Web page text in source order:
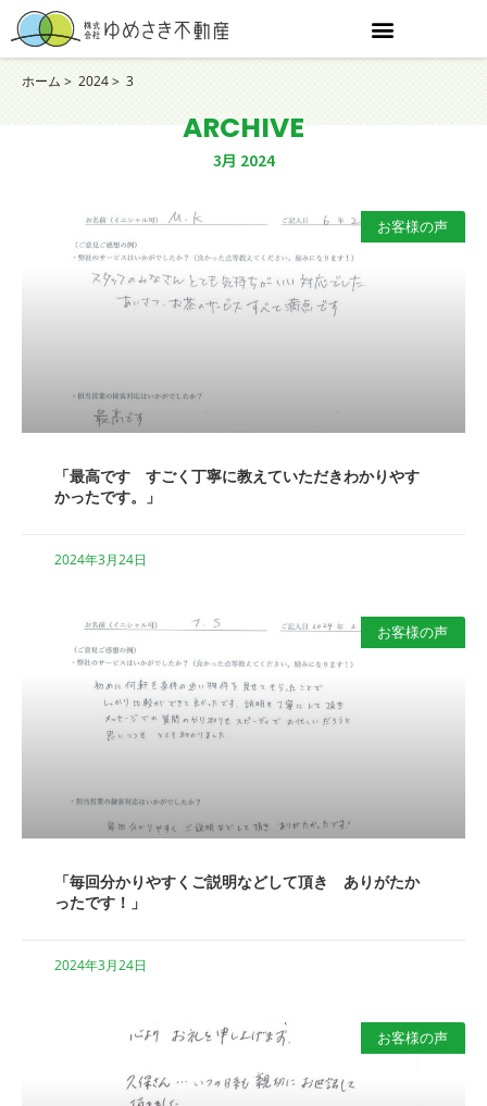
ホーム 2024 3
ARCHIVE
3月 2024
お客様の声
「最高です すごく丁寧に教えていただきわかりやす
かったです。」
2024年3月24日
お客様の声
「毎回分かりやすくご説明などして頂き ありがたか
ったです！」
2024年3月24日
お客様の声